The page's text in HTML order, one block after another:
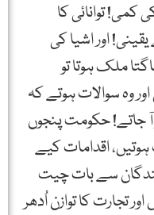
توانائی کا
اور اشیا کی
ملک ہوتا تو
وہ سوالات ہوتے کہ
جاتے! حکومت پنجوں
اقدامات کیے
سے بات چیت
تجارت کا توازن اُدھر